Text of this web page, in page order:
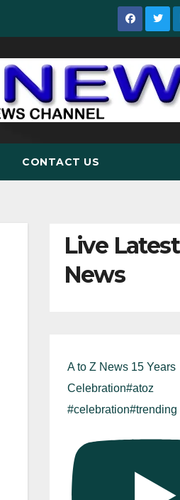
CONTACT US
Live Latest
News
A to Z News 15 Years
Celebration#atoz
#celebration#trending